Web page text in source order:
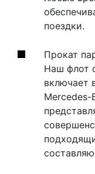
поездки.
Прокат
Наш флот
включает
Mercedes-